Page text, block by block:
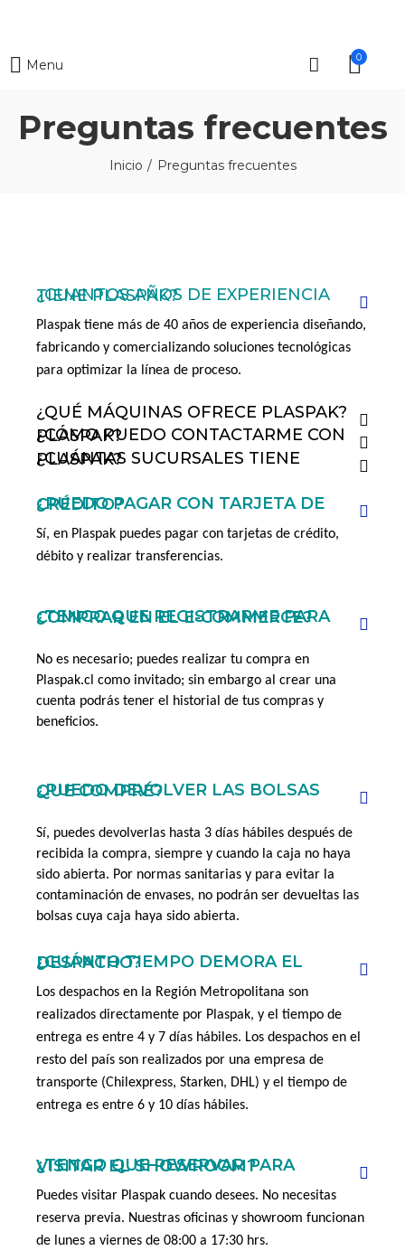
Menu 0
Preguntas frecuentes
Inicio Preguntas frecuentes
¿CUANTOS AÑOS DE EXPERIENCIA TIENE PLASPAK?
Plaspak tiene más de 40 años de experiencia diseñando,
fabricando y comercializando soluciones tecnológicas
para optimizar la línea de proceso.
¿QUÉ MÁQUINAS OFRECE PLASPAK?
¿CÓMO PUEDO CONTACTARME CON PLASPAK?
¿CUÁNTAS SUCURSALES TIENE PLASPAK?
¿PUEDO PAGAR CON TARJETA DE CRÉDITO?
Sí, en Plaspak puedes pagar con tarjetas de crédito,
débito y realizar transferencias.
¿TENGO QUE REGISTRARME PARA COMPRAR EN EL E-COMMERCE?
No es necesario; puedes realizar tu compra en
Plaspak.cl como invitado; sin embargo al crear una
cuenta podrás tener el historial de tus compras y
beneficios.
¿PUEDO DEVOLVER LAS BOLSAS QUE COMPRÉ?
Sí, puedes devolverlas hasta 3 días hábiles después de
recibida la compra, siempre y cuando la caja no haya
sido abierta. Por normas sanitarias y para evitar la
contaminación de envases, no podrán ser devueltas las
bolsas cuya caja haya sido abierta.
¿CUÁNTO TIEMPO DEMORA EL DESPACHO?
Los despachos en la Región Metropolitana son
realizados directamente por Plaspak, y el tiempo de
entrega es entre 4 y 7 días hábiles. Los despachos en el
resto del país son realizados por una empresa de
transporte (Chilexpress, Starken, DHL) y el tiempo de
entrega es entre 6 y 10 días hábiles.
¿TENGO QUE RESERVAR PARA VISITAR EL SHOWROOM?
Puedes visitar Plaspak cuando desees. No necesitas
reserva previa. Nuestras oficinas y showroom funcionan
de lunes a viernes de 08:00 a 17:30 hrs.